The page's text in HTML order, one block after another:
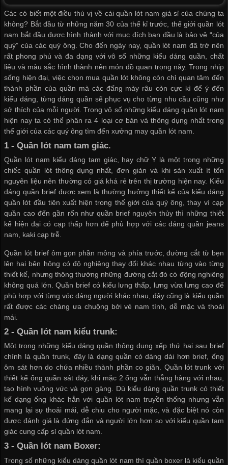
Các có biết một điều thú vị về cáiquần lót nam giá sỉ của chúng ta
không? Bắt đầu từ những năm 30 của thế kỉ trước, thế giới quần lót
nam bắt đầu được hình thành với mục đích ban đầu là bảo vệ “của
quý” của các quý ông. Cho đến ngày nay, quần lót nam đã trở nên
rất phong phú và đa dạng với vô số những kiểu dáng quần, chất
liệu và màu sắc hình thành nên món đồ quan trọng này. Trong nhịp
sống hiện đại, việc chọn mua quần lót không còn chỉ quan tâm đến
thành phần của quần mà các đấng mày râu còn cực kì để ý đến
kiểu dáng, từng dáng quần sẽ phục vụ cho từng nhu cầu cũng như
sở thích của mỗi người. Trong vô số những kiểu dáng quần lót nam
hiện nay ta có thể phân ra 4 loại cơ bản và thông dụng nhất trong
thế giới của các quý ông tìm đếnxưởng may quần lót nam
1 -Quần lót nam tam giác.
Quần lót nam kiểu dáng tam giác, hay chữ Y là một trong những
chiếc quần lót thông dụng nhất, đơn giản và khi sản xuất ít tốn
nguyên liệu nên thường có giá khá rẻ trên thị trường hiện nay. Kiểu
dáng quần brief được xem là thường hưởng thiết kế của kiểu dáng
quần lót đầu tiên xuất hiện trong thế giới của quý ông, thay vì cạp
quần cao đến gần rốn như quần brief nguyên thủy thì những thiết
kế hiện đại có cạp thấp hơn để phù hợp với các dáng quần jeans
nam, kaki cạp trễ.
Quần lót brief ôm gọn phần mông và phía trước, đường cắt từ bẹn
lên hai bên hông có độ nghiêng thay đổi khác nhau từng vào từng
thiết kế, nhưng thông thường những đường cắt đó có động nghiêng
không quá lớn. Quần brief có kiểu lưng thấp, lưng vừa lưng cao để
phù hợp với từng vóc dáng người khác nhau, đây cũng là kiểu quần
rất được các chàng ưa chuộng bởi vẻ nam tính, dễ mặc và thoải
mái.
2 - Quần lót nam kiểu trunk:
Một trong những kiểu dáng quần thông dụng xếp thứ hai sau brief
chính là quần trunk, đây là dạng quần có dáng dài hơn brief, ống
ôm sát hơn do chứa nhiều thành phần co giãn. Quần lót trunk với
thiết kế ống quần sát đáy, khi mặc 2 ống vẫn thẳng hàng với nhau,
tạo hình vuông vức và gọn gàng. Dù kiểu dáng quần trunk có thiết
kế dạng ống khác hẳn với quần lót nam truyền thống nhưng vẫn
mang lại sự thoải mái, dễ chịu cho người mặc, và đặc biệt nó còn
được đánh giá là đứng đắn và người lớn hơn so với kiểu quần tam
giáccung cấp sỉ quần lót nam
3 -Quần lót nam Boxer:
Trong số những kiểu dáng quần lót nam thì quần boxer là kiểu quần